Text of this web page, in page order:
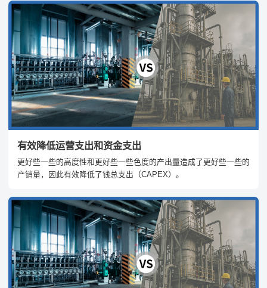
有效降低运营支出和资金支出
更好些一些的高度性和更好些一些色度的产出量造成了更好些一些的
产销量，因此有效降低了钱总支出（CAPEX）。